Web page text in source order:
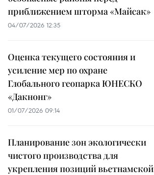
приближением шторма «Майсак»
04/07/2026 12:35
Оценка текущего состояния и
усиление мер по охране
Глобального геопарка ЮНЕСКО
«Дакнонг»
01/07/2026 09:14
Планирование зон экологически
чистого производства для
укрепления позиций вьетнамской